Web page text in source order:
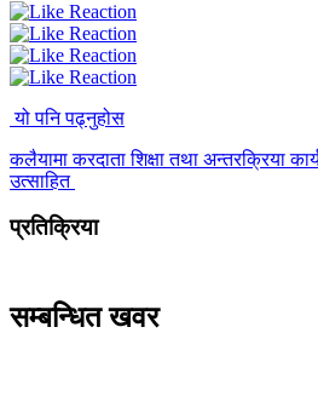
यो पनि पढ्नुहोस
कलैयामा करदाता शिक्षा तथा अन्तरक्रिया
उत्साहित
प्रतिक्रिया
सम्बन्धित खवर